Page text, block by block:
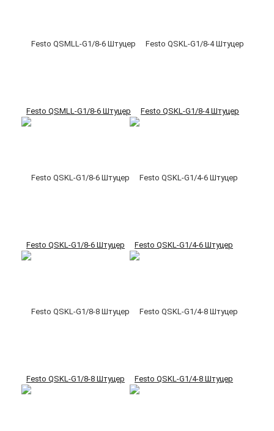
Festo QSMLL-G1/8-6 Штуцер Festo QSKL-G1/8-4 Штуцер
Festo QSKL-G1/8-6 Штуцер Festo QSKL-G1/4-6 Штуцер
Festo QSKL-G1/8-8 Штуцер Festo QSKL-G1/4-8 Штуцер